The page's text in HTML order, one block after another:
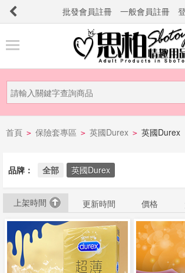
批發會員註冊 一般會員註冊
品
新
品
提
詐
騙
電
首頁 > 保險套專區 > 英國Durex > 英國Durex
品牌： 全部 英國Durex
上架時間 更新時間 價格